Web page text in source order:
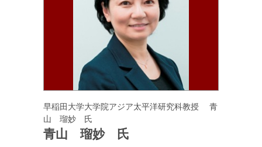
早稲田大学大学院アジア太平洋研究科教授 青
山 瑠妙 氏
青山 瑠妙 氏